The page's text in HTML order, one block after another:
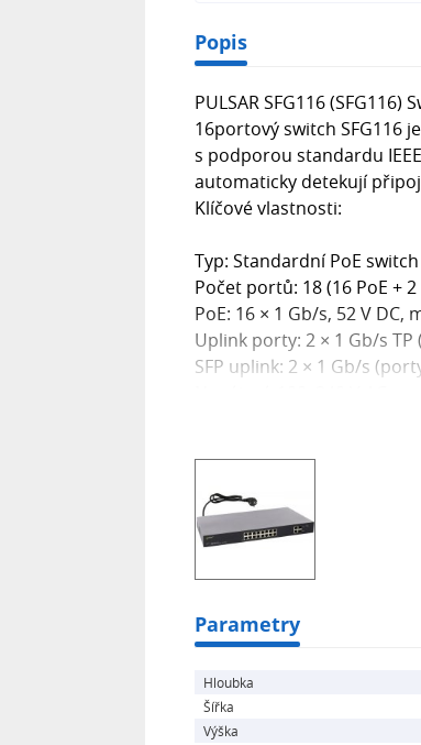
Popis
PULSAR SFG116
16portový switch SFG116
s podporou standardu
automaticky detekují
Klíčové vlastnosti:
Typ: Standardní PoE switch
Počet portů: 18 (16 PoE +
PoE: 16 × 1 Gb/s, 52 V DC,
Uplink porty: 2 × 1 Gb/s TP
SFP uplink: 2 × 1 Gb/s
Parametry
Hloubka
Šířka
Výška